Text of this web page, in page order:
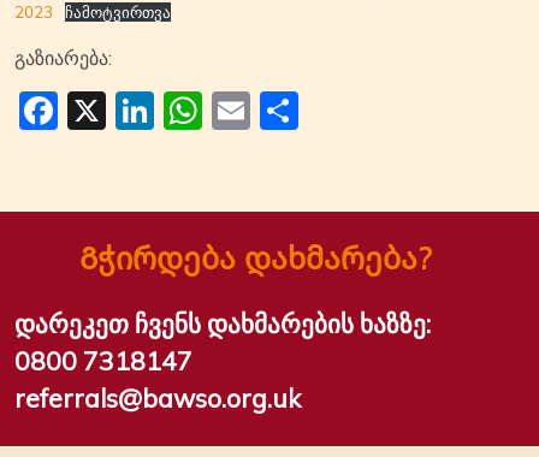
2023
ჩამოტვირთვა
გაზიარება:
Facebook
X LinkedIn
WhatsApp
Email
Გჭირდება დახმარება?
დარეკეთ ჩვენს დახმარების ხაზზე:
0800 7318147
referrals@bawso.org.uk